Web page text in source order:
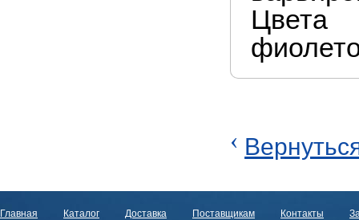
‹
Главная Каталог Доставка Поставщикам Контакты